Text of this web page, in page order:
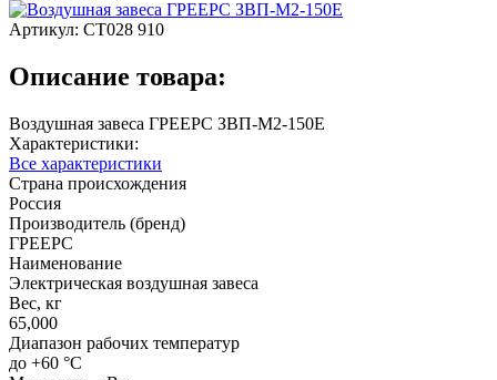
Артикул: СТ028 910
Описание товара:
Воздушная завеса ГРЕЕРС ЗВП-М2-150Е
Характеристики:
Все характеристики
Страна происхождения
Россия
Производитель (бренд)
ГРЕЕРС
Наименование
Электрическая воздушная завеса
Вес, кг
65,000
Диапазон рабочих температур
до +60 °C